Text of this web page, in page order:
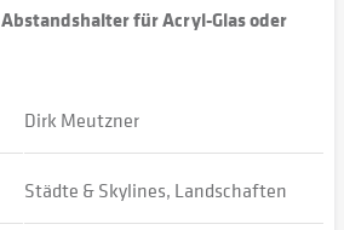
Abstandshalter für Acryl-Glas oder
Dirk Meutzner
Städte & Skylines, Landschaften